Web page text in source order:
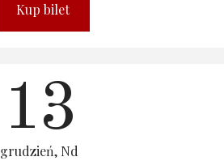
Kup bilet
13
grudzień, Nd